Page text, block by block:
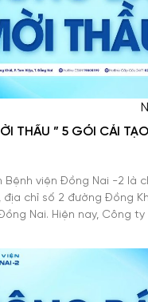
THẦU ” 5 GÓI CẢI
Bệnh viện Đồng Nai -2 là
chỉ số 2 đường Đồng
Nai. Hiện nay, Công